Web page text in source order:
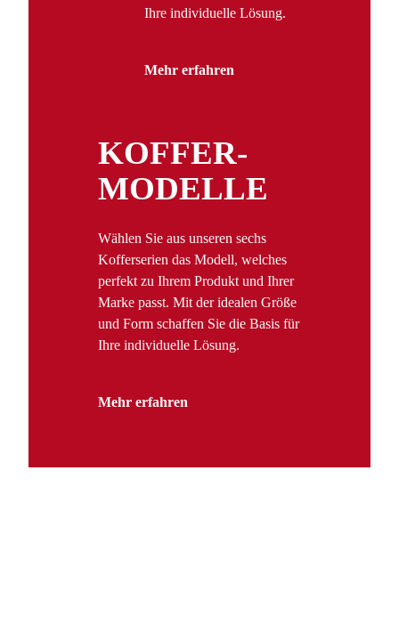
Ihre individuelle Lösung.
Mehr erfahren
KOFFER­
MODELLE
Wählen Sie aus unseren sechs
Kofferserien das Modell, welches
perfekt zu Ihrem Produkt und Ihrer
Marke passt. Mit der idealen Größe
und Form schaffen Sie die Basis für
Ihre individuelle Lösung.
Mehr erfahren